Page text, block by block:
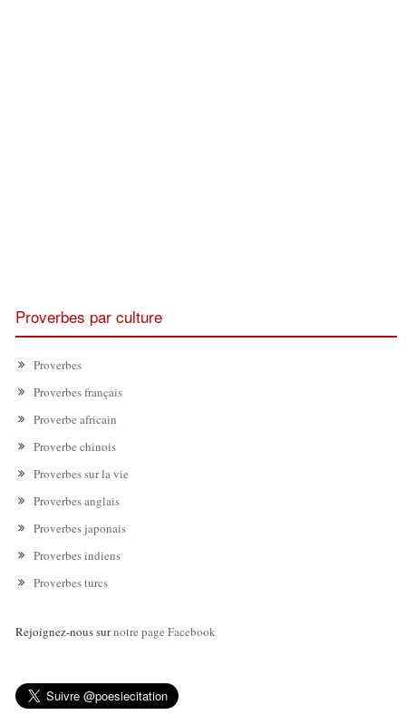
Proverbes par culture
Proverbes
Proverbes français
Proverbe africain
Proverbe chinois
Proverbes sur la vie
Proverbes anglais
Proverbes japonais
Proverbes indiens
Proverbes turcs
Rejoignez-nous surnotre page Facebook